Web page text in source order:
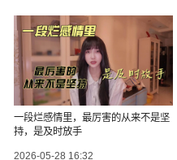
一段烂感情里，最厉害的从来不是坚
持，是及时放手
2026-05-28 16:32